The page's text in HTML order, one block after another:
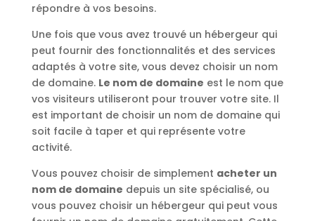
répondre à vos besoins.
Une fois que vous avez trouvé un hébergeur qui
peut fournir des fonctionnalités et des services
adaptés à votre site, vous devez choisir un nom
de domaine. Le nom de domaine est le nom que
vos visiteurs utiliseront pour trouver votre site. Il
est important de choisir un nom de domaine qui
soit facile à taper et qui représente votre
activité.
Vous pouvez choisir de simplement acheter un
nom de domaine depuis un site spécialisé, ou
vous pouvez choisir un hébergeur qui peut vous